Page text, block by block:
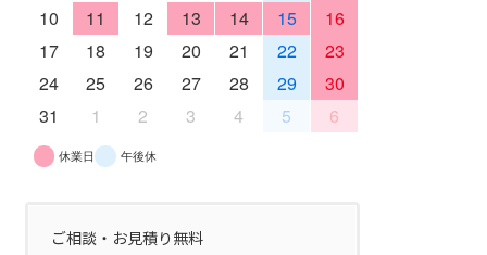
10
11 12 13 14 15
16
17
18 19 20 21 22
23
24
25 26 27 28 29
30
31
1 2 3 4 5 6
休業日 午後休
ご相談・お見積り無料